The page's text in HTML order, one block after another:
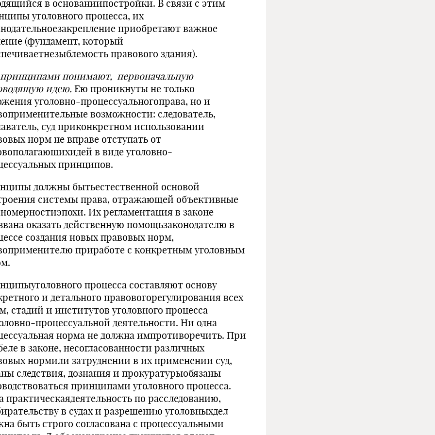
в основаниипостройки. В связи с этим
уголовного процесса, их
приобретают важное
(фундамент, который
правового здания).
понимают, первоначальную
идею. Ею проникнуты не только
уголовно-процессуальногоправа, но и
возможности: следователь,
суд приконкретном использовании
норм не вправе отступать от
в виде уголовно-
принципов.
должны бытьестественной основой
системы права, отражающей объективные
Их регламентация в законе
оказать действенную помощьзаконодателю в
создания новых правовых норм,
приработе с конкретным уголовным
процесса составляют основу
и детального правовогорегулирования всех
стадий и институтов уголовного процесса
процессуальной деятельности. Ни одна
норма не должна импротиворечить. При
в законе, несогласованности различных
нормили затруднении в их применении суд,
следствия, дознания и прокуратурыобязаны
принципами уголовного процесса.
практическаядеятельность по расследованию,
в судах и разрешению уголовныхдел
быть строго согласована с процессуальными